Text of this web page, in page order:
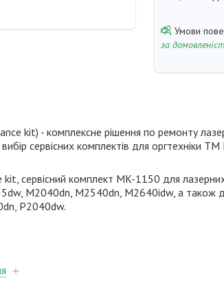
за
kit) - комплексне рішення по ремонту
сервісних комплектів для оргтехніки
сервісний комплект MK-1150 для
M2040dn, M2540dn, M2640idw, а також
P2040dw.